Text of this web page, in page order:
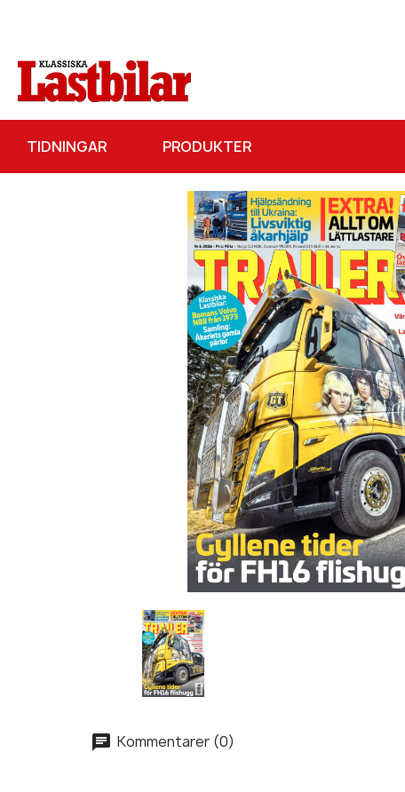
TIDNINGAR PRODUKTER
Kommentarer (0)